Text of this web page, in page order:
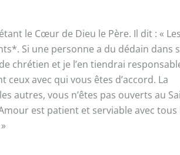
le Cœur de Dieu le Père. Il dit : «
Si une personne a du dédain dans
chrétien et je l’en tiendrai
avec qui vous êtes d’accord. La
autres, vous n’êtes pas ouverts au
est patient et serviable avec